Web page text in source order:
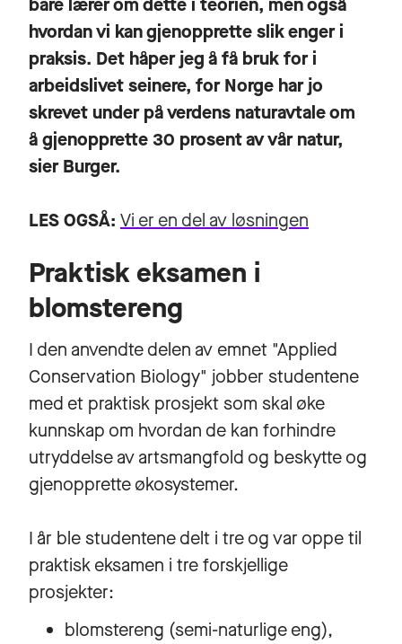
bare lærer om dette i teorien, men også
hvordan vi kan gjenopprette slik enger i
praksis. Det håper jeg å få bruk for i
arbeidslivet seinere, for Norge har jo
skrevet under på verdens naturavtale om
å gjenopprette 30 prosent av vår natur,
sier Burger.
LES OGSÅ: Vi er en del av løsningen
Praktisk eksamen i
blomstereng
I den anvendte delen av emnet "Applied
Conservation Biology" jobber studentene
med et praktisk prosjekt som skal øke
kunnskap om hvordan de kan forhindre
utryddelse av artsmangfold og beskytte og
gjenopprette økosystemer.
I år ble studentene delt i tre og var oppe til
praktisk eksamen i tre forskjellige
prosjekter:
blomstereng (semi-naturlige eng),